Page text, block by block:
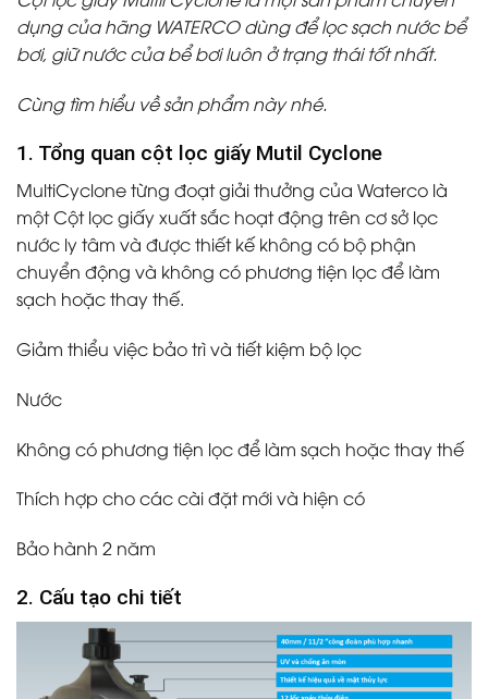
dụng của hãng WATERCO dùng để lọc sạch nước bể
bơi, giữ nước của bể bơi luôn ở trạng thái tốt nhất.
Cùng tìm hiểu về sản phẩm này nhé.
1. Tổng quan cột lọc giấy Mutil Cyclone
MultiCyclone từng đoạt giải thưởng của Waterco là
một Cột lọc giấy xuất sắc hoạt động trên cơ sở lọc
nước ly tâm và được thiết kế không có bộ phận
chuyển động và không có phương tiện lọc để làm
sạch hoặc thay thế.
Giảm thiểu việc bảo trì và tiết kiệm bộ lọc
Nước
Không có phương tiện lọc để làm sạch hoặc thay thế
Thích hợp cho các cài đặt mới và hiện có
Bảo hành 2 năm
2. Cấu tạo chi tiết